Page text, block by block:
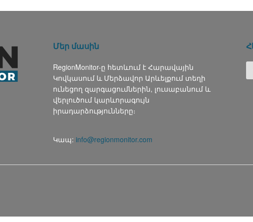
Մեր մասին
RegionMonitor-ը հետևում է Հարավային
Կովկասում և Մերձավոր Արևելքում տեղի
ունեցող զարգացումներին, լուսաբանում և
վերլուծում կարևորագույն
իրադարձությունները։
Կապ: info@regionmonitor.com